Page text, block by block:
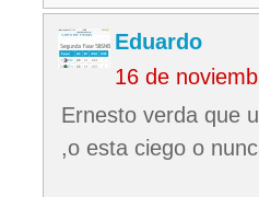
Eduardo
16 de
Ernesto verda que
,o esta ciego o